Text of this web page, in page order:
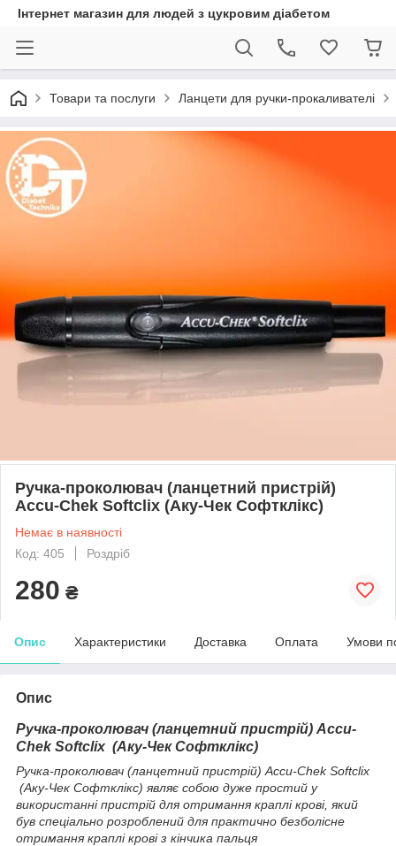
Інтернет магазин для людей з цукровим діабетом
Товари та послуги Ланцети для ручки-прокаливателі
Ручка-проколювач (ланцетний пристрій)
Accu-Chek Softclix (Аку-Чек Софтклікс)
Немає в наявності
Код: 405
Роздріб
280 ₴
Опис Характеристики Доставка Оплата Умови
Опис
Ручка-проколювач (ланцетний пристрій) Accu-
Chek Softclix (Аку-Чек Софтклікс)
Ручка-проколювач (ланцетний пристрій) Accu-Chek Softclix
(Аку-Чек Софтклікс) являє собою дуже простий у
використанні пристрій для отримання краплі крові, який
був спеціально розроблений для практично безболісне
отримання краплі крові з кінчика пальця